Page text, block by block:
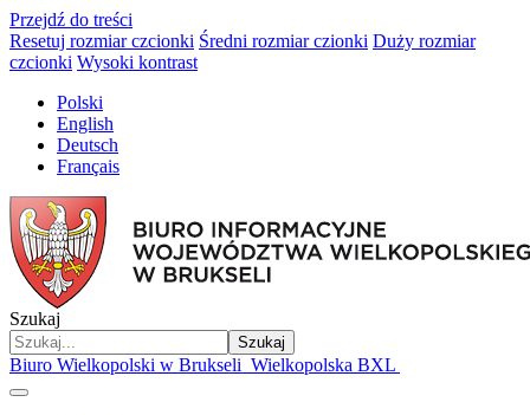
Przejdź do treści
Resetuj rozmiar czcionki Średni rozmiar czionki Duży rozmiar
czcionki Wysoki kontrast
Polski
English
Deutsch
Français
Szukaj
Szukaj
Biuro Wielkopolski w Brukseli Wielkopolska BXL